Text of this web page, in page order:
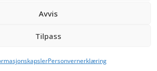
Avvis
Tilpass
Personvernerklæring